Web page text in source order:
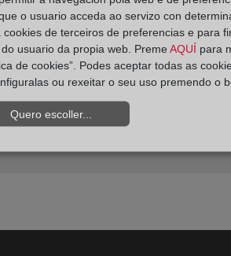
la liquidación de los
correspondientes?
o usuario acceda ao servizo con
cookies de terceiros de preferencias e para
usuario da propia web. Preme AQUÍ para
de cookies”. Podes aceptar todas as
ou rexeitar o seu uso premendo o
Quero escoller...